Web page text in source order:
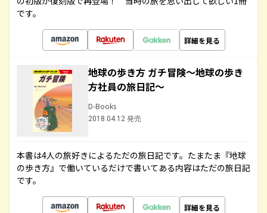
です。
詳細を見る
地球の歩き方 ガチ冒険～地球の歩き
方社員の旅日記～
D-Books
2018.04.12 発売
本書は4人の旅好きによるただの旅日記です。たまたま『地球
の歩き方』で働いているだけで書いてある内容はただの旅日記
です。
詳細を見る